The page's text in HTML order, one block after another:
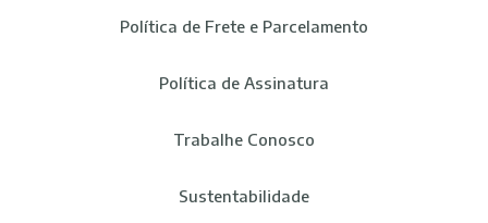
Política de Frete e Parcelamento
Política de Assinatura
Trabalhe Conosco
Sustentabilidade